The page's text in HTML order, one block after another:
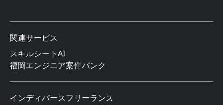
関連サービス
スキルシートAI
福岡エンジニア案件バンク
インディバースフリーランス